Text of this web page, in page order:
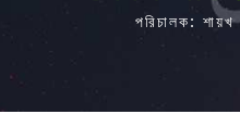
পরিচালক: শায়খ